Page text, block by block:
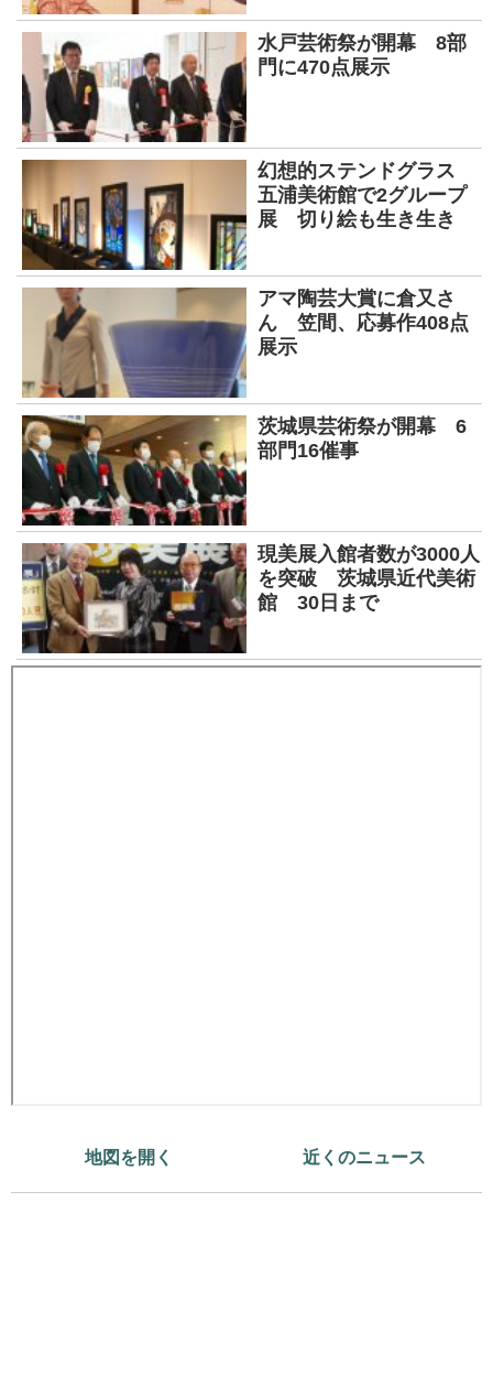
水戸芸術祭が開幕 8部
門に470点展示
幻想的ステンドグラス
五浦美術館で2グループ
展 切り絵も生き生き
アマ陶芸大賞に倉又さ
ん 笠間、応募作408点
展示
茨城県芸術祭が開幕 6
部門16催事
現美展入館者数が3000人
を突破 茨城県近代美術
館 30日まで
地図を開く 近くのニュース